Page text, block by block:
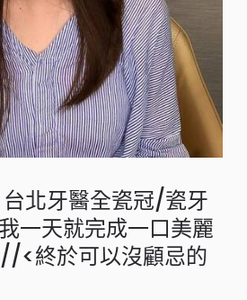
北牙醫全瓷冠/瓷牙
一天就完成一口美麗
<終於可以沒顧忌的